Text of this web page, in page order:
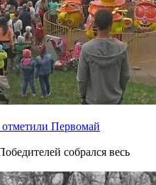
Первомай
собрался весь